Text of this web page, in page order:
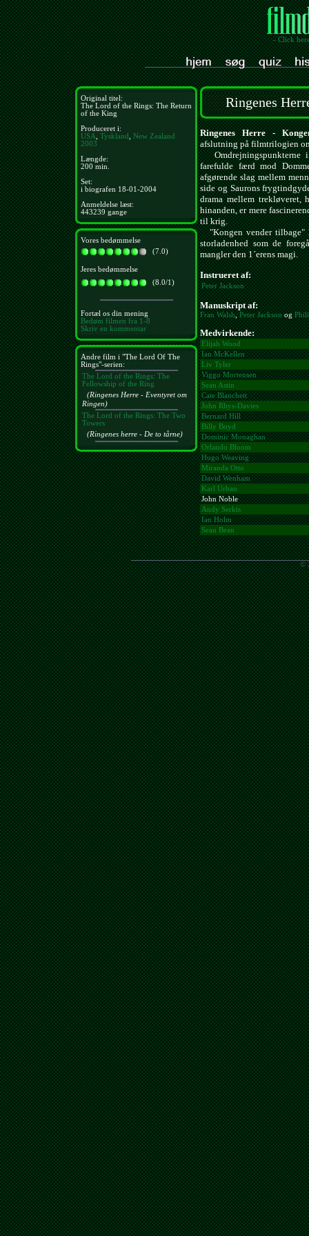
- Click
Original titel:
The Lord of the Rings: The Return
of the King
Produceret i:
USA,Tyskland,New Zealand
2003
Længde:
200 min.
Set:
i biografen 18-01-2004
Anmeldelse læst:
443239 gange
Vores bedømmelse
(7.0)
Jeres bedømmelse
(8.0/1)
Fortæl os din mening
Bedøm filmen fra 1-8
Skriv en kommentar
Andre film i "The Lord Of The
Rings"-serien:
The Lord of the Rings: The
Fellowship of the Ring
(Ringenes Herre - Eventyret om
Ringen)
The Lord of the Rings: The Two
Towers
(Ringenes herre - De to tårne)
Ringenes
Ringenes Herre -
afslutning på filmtrilogien
Omdrejningspunkterne i
farefulde færd mod
afgørende slag mellem
side og Saurons
drama mellem
hinanden, er mere
til krig.
"Kongen vender tilbage"
storladenhed som de
mangler den 1´erens magi.
Instrueret af:
Peter Jackson
Manuskript af:
Fran Walsh,Peter Jacksonog
Medvirkende:
Elijah Wood
Ian McKellen
Liv Tyler
Viggo Mortensen
Sean Astin
Cate Blanchett
John Rhys-Davies
Bernard Hill
Billy Boyd
Dominic Monaghan
Orlando Bloom
Hugo Weaving
Miranda Otto
David Wenham
Karl Urban
John Noble
Andy Serkis
Ian Holm
Sean Bean
©